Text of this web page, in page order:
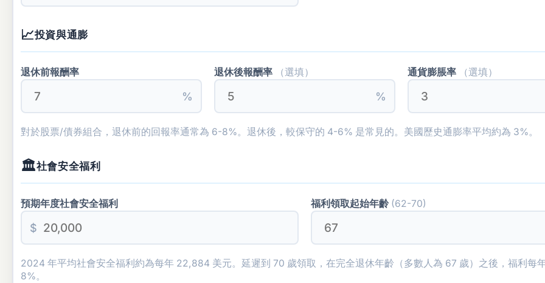
📈投資與通膨
退休前報酬率
%
退休後報酬率 （選填）
%
通貨膨脹率 （選填）
對於股票/債券組合，退休前的回報率通常為 6-8%。退休後，較保守的 4-6% 是常見的。美國歷史通膨率平均約為 3%。
🏛社會安全福利
預期年度社會安全福利
$
福利領取起始年齡 (62-70)
2024 年平均社會安全福利約為每年 22,884 美元。延遲到 70 歲領取，在完全退休年齡（多數人為 67 歲）之後，福利每
8%。